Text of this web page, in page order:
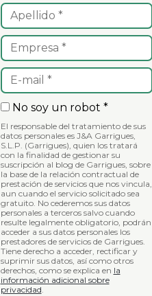
No soy un robot *
El responsable del tratamiento de sus
datos personales es J&A Garrigues,
S.L.P. (Garrigues), quien los tratará
con la finalidad de gestionar su
suscripción al blog de Garrigues, sobre
la base de la relación contractual de
prestación de servicios que nos vincula,
aun cuando el servicio solicitado sea
gratuito. No cederemos sus datos
personales a terceros salvo cuando
resulte legalmente obligatorio, podrán
acceder a sus datos personales los
prestadores de servicios de Garrigues.
Tiene derecho a acceder, rectificar y
suprimir sus datos, así como otros
derechos, como se explica en la
información adicional sobre
privacidad.